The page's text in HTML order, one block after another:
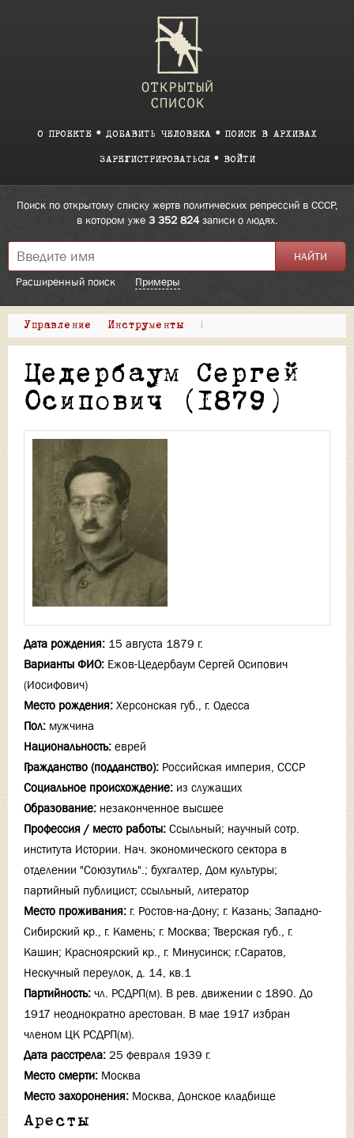
О ПРОЕКТЕ ДОБАВИТЬ ЧЕЛОВЕКА ПОИСК В АРХИВАХ
ЗАРЕГИСТРИРОВАТЬСЯ ВОЙТИ
Поиск по открытому списку жертв политических репрессий в СССР,
в котором уже 3 352 824записи о людях.
Расширенный поиск Примеры
Управление Инструменты |
Цедербаум Сергей
Осипович (1879)
Дата рождения: 15 августа 1879 г.
Варианты ФИО: Ежов-Цедербаум Сергей Осипович
(Иосифович)
Место рождения: Херсонская губ., г. Одесса
Пол: мужчина
Национальность: еврей
Гражданство (подданство): Российская империя, СССР
Социальное происхождение: из служащих
Образование: незаконченное высшее
Профессия / место работы: Ссыльный; научный сотр.
института Истории. Нач. экономического сектора в
отделении "Союзутиль".; бухгалтер, Дом культуры;
партийный публицист; ссыльный, литератор
Место проживания: г. Ростов-на-Дону; г. Казань; Западно-
Сибирский кр., г. Камень; г. Москва; Тверская губ., г.
Кашин; Красноярский кр., г. Минусинск; г.Саратов,
Нескучный переулок, д. 14, кв.1
Партийность: чл. РСДРП(м). В рев. движении с 1890. До
1917 неоднократно арестован. В мае 1917 избран
членом ЦК РСДРП(м).
Дата расстрела: 25 февраля 1939 г.
Место смерти: Москва
Место захоронения: Москва, Донское кладбище
Аресты